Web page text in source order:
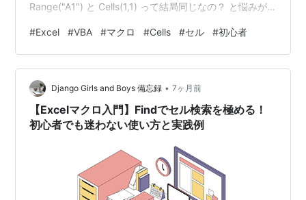
Range("A1") と Cells(1,1) って結局同じなの？ と悩みが
✨ ■ Range と Cells は “セルの指定方法” が違うだけ 結
論から言うと、Range と Cells は「セルを指定する書き
方の違い」です。 ◆ Range：文字で指定する（人間に優
しい） Range("A1")Range(…
#Excel #VBA #マクロ #Cells #セル #初心者
Django Girls and Boys 備忘録 • 7ヶ月前
【Excelマクロ入門】Findでセル検索を極める！
初心者でも迷わない使い方と実践例